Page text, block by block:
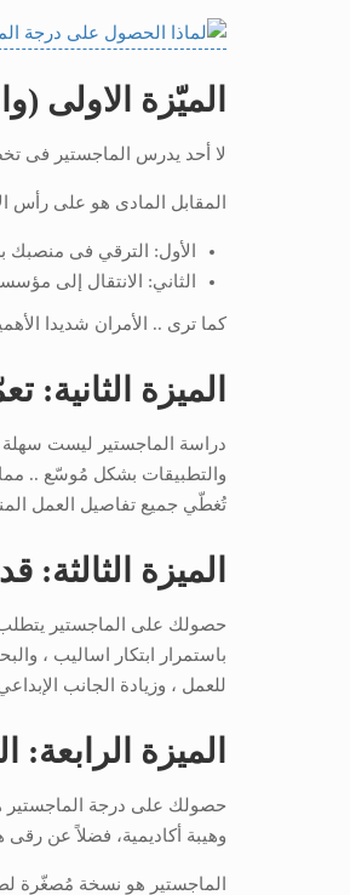
الميّزة الاولى
لا أحد يدرس الماجستير فى
المقابل المادى هو على رأس
الأول: الترقي فى
الثاني: الانتقال إلى
كما ترى .. الأمران شديدا
الميزة
دراسة الماجستير ليست
والتطبيقات بشكل مُوسّع .. مما
تُغطّي جميع تفاصيل العمل
الميزة الثالثة:
حصولك على الماجستير
باستمرار ابتكار اساليب ،
للعمل ، وزيادة الجانب
الميزة
حصولك على درجة الماجستير هو
وهيبة أكاديمية، فضلاً عن
الماجستير هو نسخة مُصغّرة